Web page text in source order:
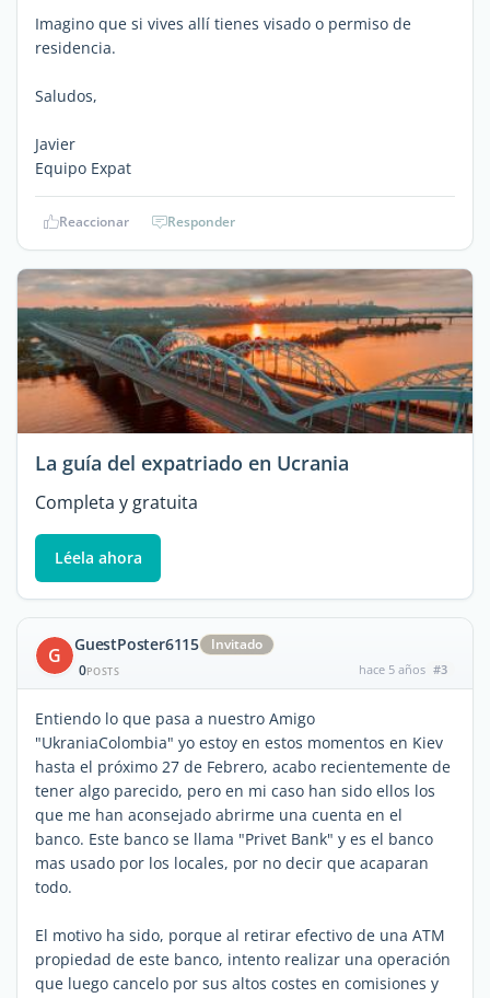
Imagino que si vives allí tienes visado o permiso de
residencia.
Saludos,
Javier
Equipo Expat
Reaccionar Responder
La guía del expatriado en Ucrania
Completa y gratuita
Léela ahora
G GuestPoster6115
Invitado
0POSTS hace 5 años #3
Entiendo lo que pasa a nuestro Amigo
"UkraniaColombia" yo estoy en estos momentos en Kiev
hasta el próximo 27 de Febrero, acabo recientemente de
tener algo parecido, pero en mi caso han sido ellos los
que me han aconsejado abrirme una cuenta en el
banco. Este banco se llama "Privet Bank" y es el banco
mas usado por los locales, por no decir que acaparan
todo.
El motivo ha sido, porque al retirar efectivo de una ATM
propiedad de este banco, intento realizar una operación
que luego cancelo por sus altos costes en comisiones y